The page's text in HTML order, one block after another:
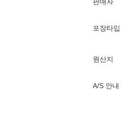
포장타입
원산지
A/S 안내